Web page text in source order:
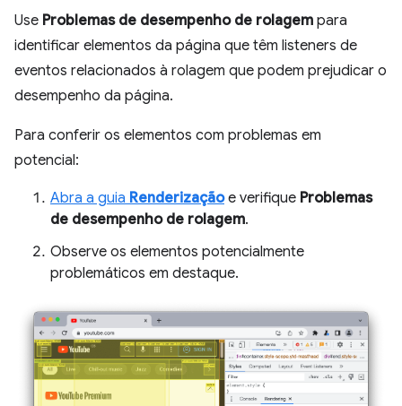
Use Problemas de desempenho de rolagem para
identificar elementos da página que têm listeners de
eventos relacionados à rolagem que podem prejudicar o
desempenho da página.
Para conferir os elementos com problemas em
potencial:
Abra a guia Renderizaçãoe verifique Problemas
de desempenho de rolagem.
Observe os elementos potencialmente
problemáticos em destaque.